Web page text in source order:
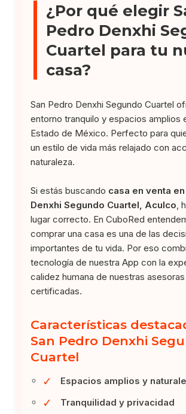
¿Por qué elegir
Pedro Denxhi
Cuartel para tu
casa?
San Pedro Denxhi Segundo Cuartel
entorno tranquilo y espacios amplios
Estado de México. Perfecto para
un estilo de vida más relajado con
naturaleza.
Si estás buscando casa en venta
Denxhi Segundo Cuartel, Aculco ,
lugar correcto. En CuboRed
comprar una casa es una de las
importantes de tu vida. Por eso
tecnología de nuestra App con la
calidez humana de nuestras asesoras
certificadas.
Características
San Pedro Denxhi
Cuartel
✓ Espacios amplios y
✓ Tranquilidad y privacidad